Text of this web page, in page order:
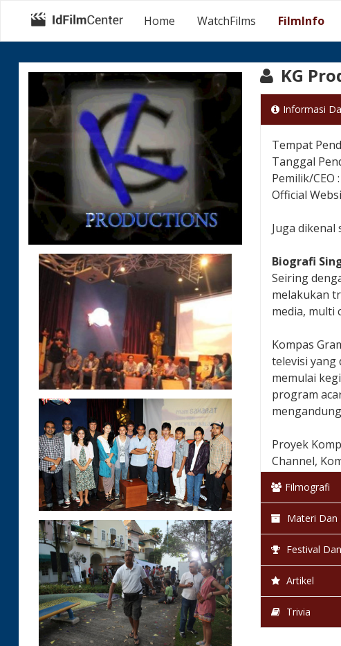
Home WatchFilms FilmInfo
KG
Informasi
Tempat
Tanggal
Pemilik/CEO
Official
Juga dikenal
Biografi
Seiring
melakukan
media, multi
Kompas
televisi yang
memulai
program
Proyek
Channel,
Biografi
Tidak Ada
Filmografi
Materi Dan
Festival
Artikel
Trivia